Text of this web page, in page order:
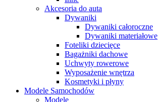
Akcesoria do auta
Dywaniki
Dywaniki całoroczne
Dywaniki materiałowe
Foteliki dziecięce
Bagażniki dachowe
Uchwyty rowerowe
Wyposażenie wnętrza
Kosmetyki i płyny
Modele Samochodów
Modele